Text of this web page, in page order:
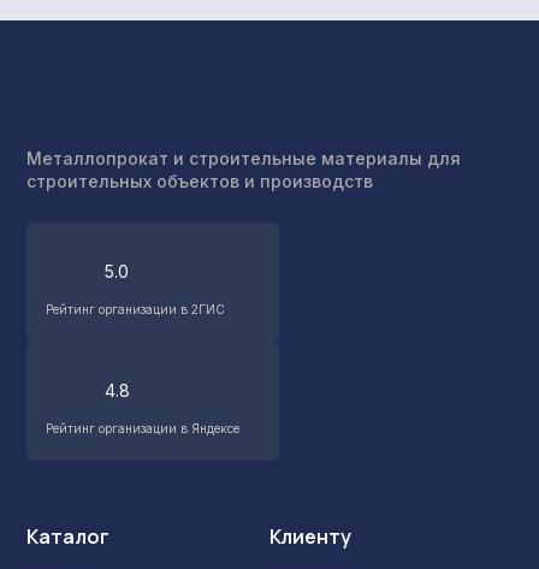
Металлопрокат и строительные материалы для
строительных объектов и производств
5.0
Рейтинг организации в 2ГИС
4.8
Рейтинг организации в Яндексе
Каталог Клиенту